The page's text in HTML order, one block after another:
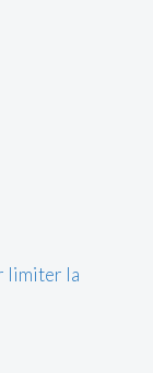
limiter la